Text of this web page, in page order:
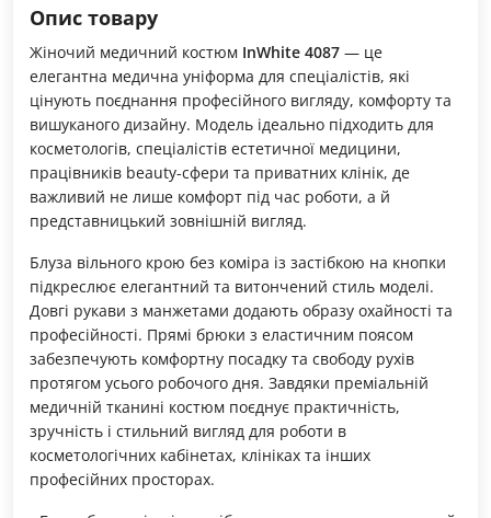
Опис товару
Жіночий медичний костюм InWhite 4087 — це
елегантна медична уніформа для спеціалістів, які
цінують поєднання професійного вигляду, комфорту та
вишуканого дизайну. Модель ідеально підходить для
косметологів, спеціалістів естетичної медицини,
працівників beauty-сфери та приватних клінік, де
важливий не лише комфорт під час роботи, а й
представницький зовнішній вигляд.
Блуза вільного крою без коміра із застібкою на кнопки
підкреслює елегантний та витончений стиль моделі.
Довгі рукави з манжетами додають образу охайності та
професійності. Прямі брюки з еластичним поясом
забезпечують комфортну посадку та свободу рухів
протягом усього робочого дня. Завдяки преміальній
медичній тканині костюм поєднує практичність,
зручність і стильний вигляд для роботи в
косметологічних кабінетах, клініках та інших
професійних просторах.